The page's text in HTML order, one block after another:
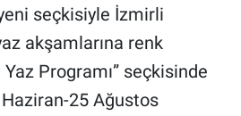
seçkisiyle İzmirli
akşamlarına renk
Programı” seçkisinde
25 Ağustos